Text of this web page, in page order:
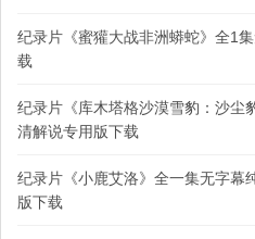
纪录片《蜜獾大战非洲蟒蛇》全1
载
纪录片《库木塔格沙漠雪豹：沙尘
清解说专用版下载
纪录片《小鹿艾洛》全一集无字幕
版下载